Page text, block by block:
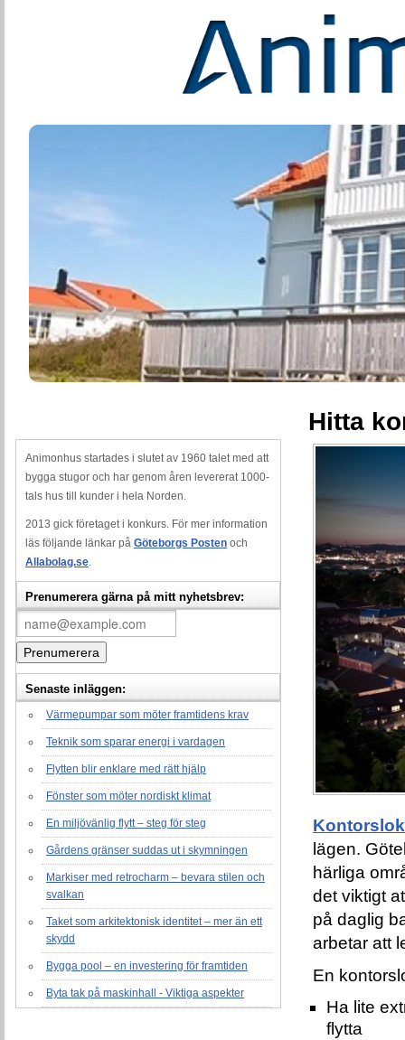
Animonhus startades i slutet av 1960 talet med att
bygga stugor och har genom åren levererat 1000-
tals hus till kunder i hela Norden.
2013 gick företaget i konkurs. För mer information
läs följande länkar på Göteborgs Posten och
Allabolag.se
Prenumerera gärna på mitt nyhetsbrev:
Senaste inläggen:
Värmepumpar som möter framtidens krav
Teknik som sparar energi i vardagen
Flytten blir enklare med rätt hjälp
Fönster som möter nordiskt klimat
En miljövänlig flytt – steg för steg
Gårdens gränser suddas ut i skymningen
Markiser med retrocharm – bevara stilen och
svalkan
Taket som arkitektonisk identitet – mer än ett
skydd
Bygga pool – en investering för framtiden
Byta tak på maskinhall - Viktiga aspekter
Hitta
lägen.
härliga
det viktigt
på daglig
arbetar att
En
Ha lite
flytta